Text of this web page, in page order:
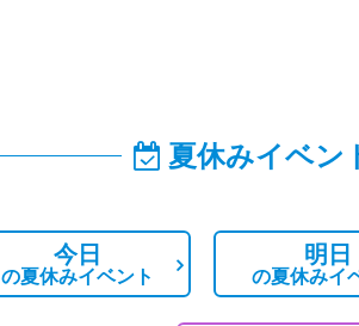
夏休みイベン
今日
の夏休みイベント
明日
の夏休みイ